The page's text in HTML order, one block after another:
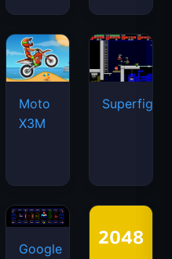
Moto
X3M
Google